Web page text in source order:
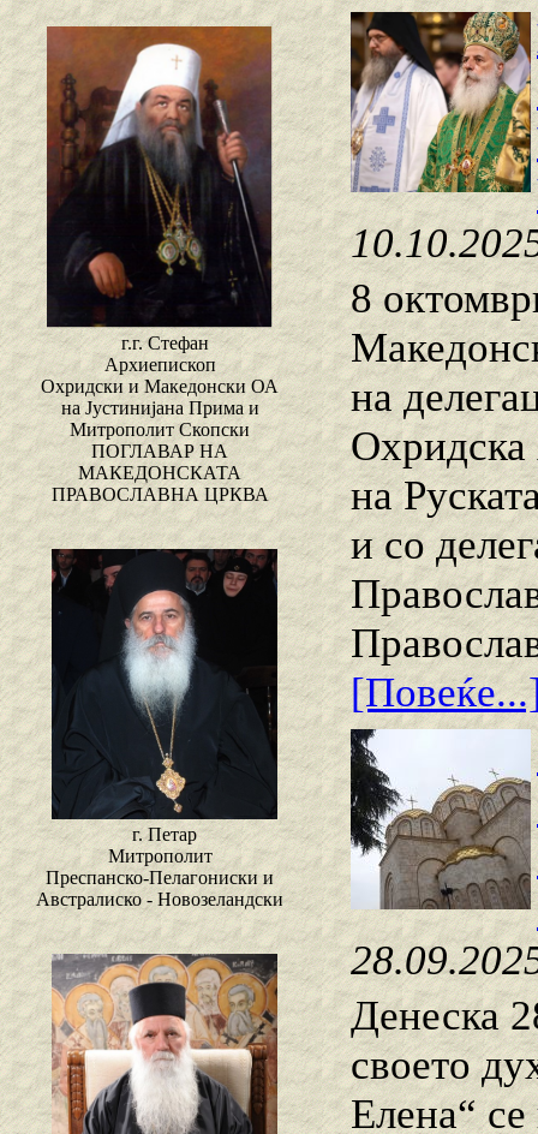
г.г. Стефан
Архиепископ
Охридски и Македонски ОА
на Јустинијана Прима и
Митрополит Скопски
ПОГЛАВАР НА
МАКЕДОНСКАТА
ПРАВОСЛАВНА ЦРКВА
г. Петар
Митрополит
Преспанско-Пелагониски и
Австралиско - Новозеландски
8
на
Охридска
на
и со
Денеска
своето
Елена“